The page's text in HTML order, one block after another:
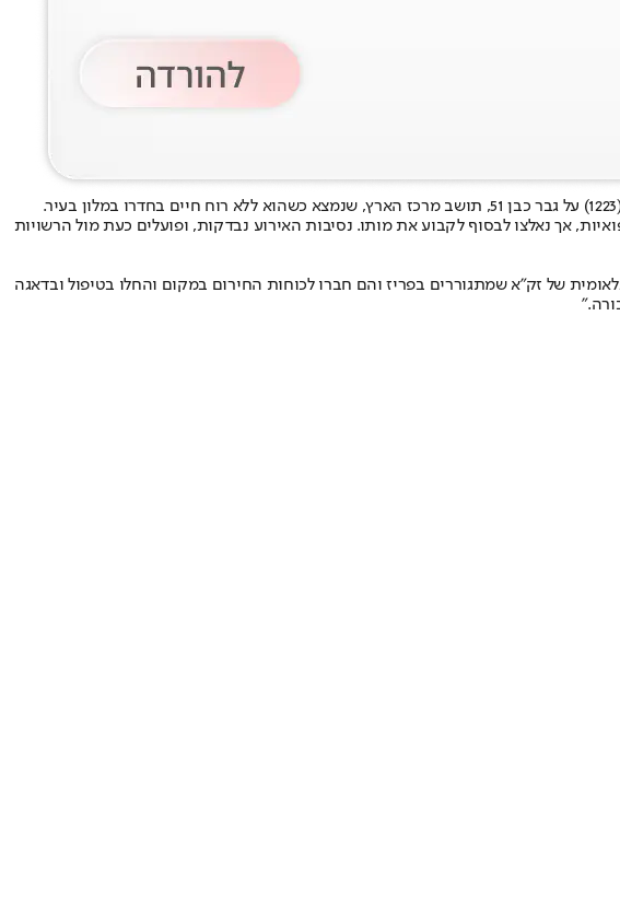
אך נאלצו לבסוף לקבוע את מותו. נסיבות האירוע נבדקות, ופועלים כעת מול הרשויות
של זק״א שמתגוררים בפריז והם חברו לכוחות החירום במקום והחלו בטיפול ובדאגה